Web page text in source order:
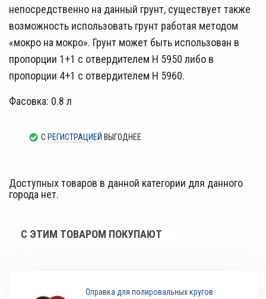
непосредственно на данный грунт, существует также
возможность использовать грунт работая методом
«мокро на мокро». Грунт может быть использован в
пропорции 1+1 с отвердителем H 5950 либо в
пропорции 4+1 с отвердителем H 5960.
Фасовка: 0.8 л
С РЕГИСТРАЦИЕЙ ВЫГОДНЕЕ
Доступных товаров в данной категории для данного
города нет.
С ЭТИМ ТОВАРОМ ПОКУПАЮТ
Оправка для полировальных кругов